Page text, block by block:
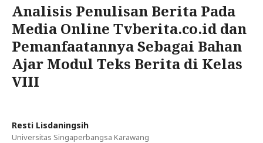
Analisis Penulisan Berita Pada
Media Online Tvberita.co.id dan
Pemanfaatannya Sebagai Bahan
Ajar Modul Teks Berita di Kelas
VIII
Resti Lisdaningsih
Universitas Singaperbangsa Karawang